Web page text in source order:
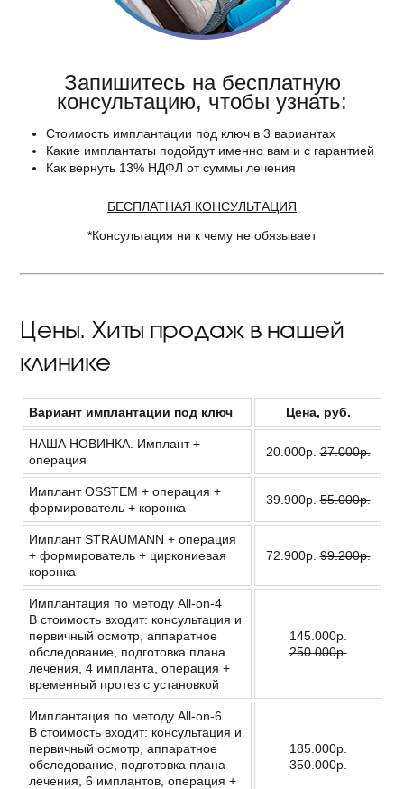
Запишитесь на бесплатную
консультацию, чтобы узнать:
Стоимость имплантации под ключ в 3 вариантах
Какие имплантаты подойдут именно вам и с гарантией
Как вернуть 13% НДФЛ от суммы лечения
БЕСПЛАТНАЯ КОНСУЛЬТАЦИЯ
*Консультация ни к чему не обязывает
Цены. Хиты продаж в нашей
клинике
Вариант имплантации под ключ Цена, руб.
НАША НОВИНКА. Имплант +
операция
20.000р.27.000р.
Имплант OSSTEM + операция +
формирователь + коронка
39.900р.55.000р.
Имплант STRAUMANN + операция
+ формирователь + циркониевая
коронка
72.900р.99.200р.
Имплантация по методу All-on-4
В стоимость входит: консультация и
первичный осмотр, аппаратное
обследование, подготовка плана
лечения, 4 импланта, операция +
временный протез с установкой
145.000р.
250.000р.
Имплантация по методу All-on-6
В стоимость входит: консультация и
первичный осмотр, аппаратное
обследование, подготовка плана
лечения, 6 имплантов, операция +
185.000р.
350.000р.